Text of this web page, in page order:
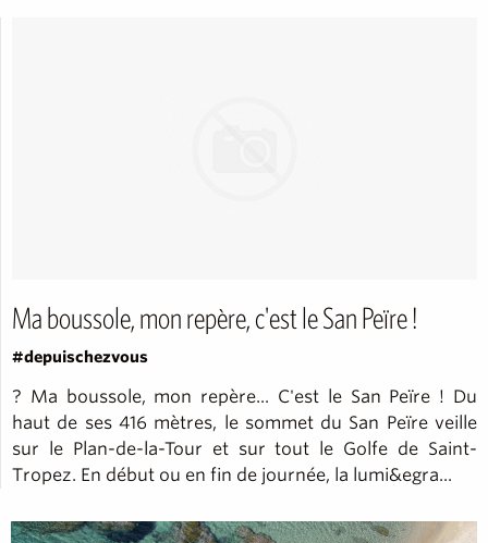
Ma boussole, mon repère, c'est le San Peïre !
#depuischezvous
? Ma boussole, mon repère... C'est le San Peïre ! Du
haut de ses 416 mètres, le sommet du San Peïre veille
sur le Plan-de-la-Tour et sur tout le Golfe de Saint-
Tropez. En début ou en fin de journée, la lumi&egra...